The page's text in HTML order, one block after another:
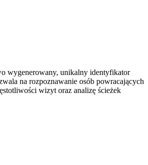
wygenerowany, unikalny identyfikator
na rozpoznawanie osób powracających
wizyt oraz analizę ścieżek